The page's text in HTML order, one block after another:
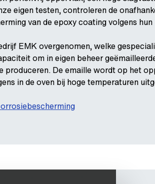
eigen testen, controleren de
van de epoxy coating volgens
EMK overgenomen, welke
om in eigen beheer
De emaille wordt op het
in de oven bij hoge temperaturen